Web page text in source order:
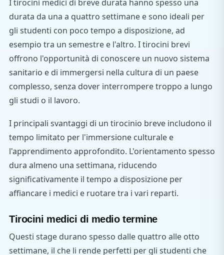
I tirocini medici di breve durata hanno spesso una
durata da una a quattro settimane e sono ideali per
gli studenti con poco tempo a disposizione, ad
esempio tra un semestre e l'altro. I tirocini brevi
offrono l'opportunità di conoscere un nuovo sistema
sanitario e di immergersi nella cultura di un paese
complesso, senza dover interrompere troppo a lungo
gli studi o il lavoro.
I principali svantaggi di un tirocinio breve includono il
tempo limitato per l'immersione culturale e
l'apprendimento approfondito. L'orientamento spesso
dura almeno una settimana, riducendo
significativamente il tempo a disposizione per
affiancare i medici e ruotare tra i vari reparti.
Tirocini medici di medio termine
Questi stage durano spesso dalle quattro alle otto
settimane, il che li rende perfetti per gli studenti che